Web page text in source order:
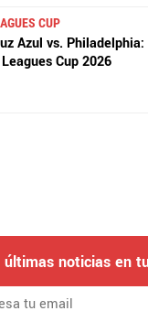
CUP
Azul vs.
Cup 2026
últimas noticias en